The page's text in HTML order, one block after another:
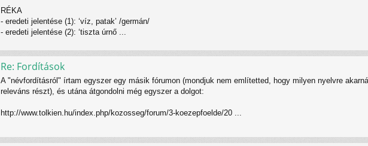
RÉKA
- eredeti jelentése (1): ‘víz, patak’ /germán/
- eredeti jelentése (2): ‘tiszta úrnő ...
Re: Fordítások
A "névfordításról" írtam egyszer egy másik fórumon (mondjuk nem említetted, hogy milyen nyelvre
releváns részt), és utána átgondolni még egyszer a dolgot:
http://www.tolkien.hu/index.php/kozosseg/forum/3-koezepfoelde/20 ...